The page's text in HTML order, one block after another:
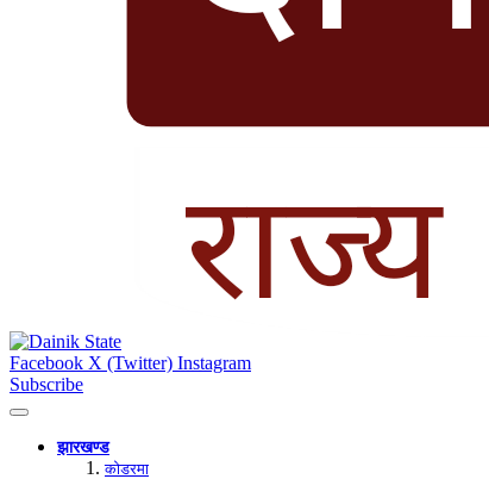
Facebook X (Twitter) Instagram
Subscribe
झारखण्ड
कोडरमा